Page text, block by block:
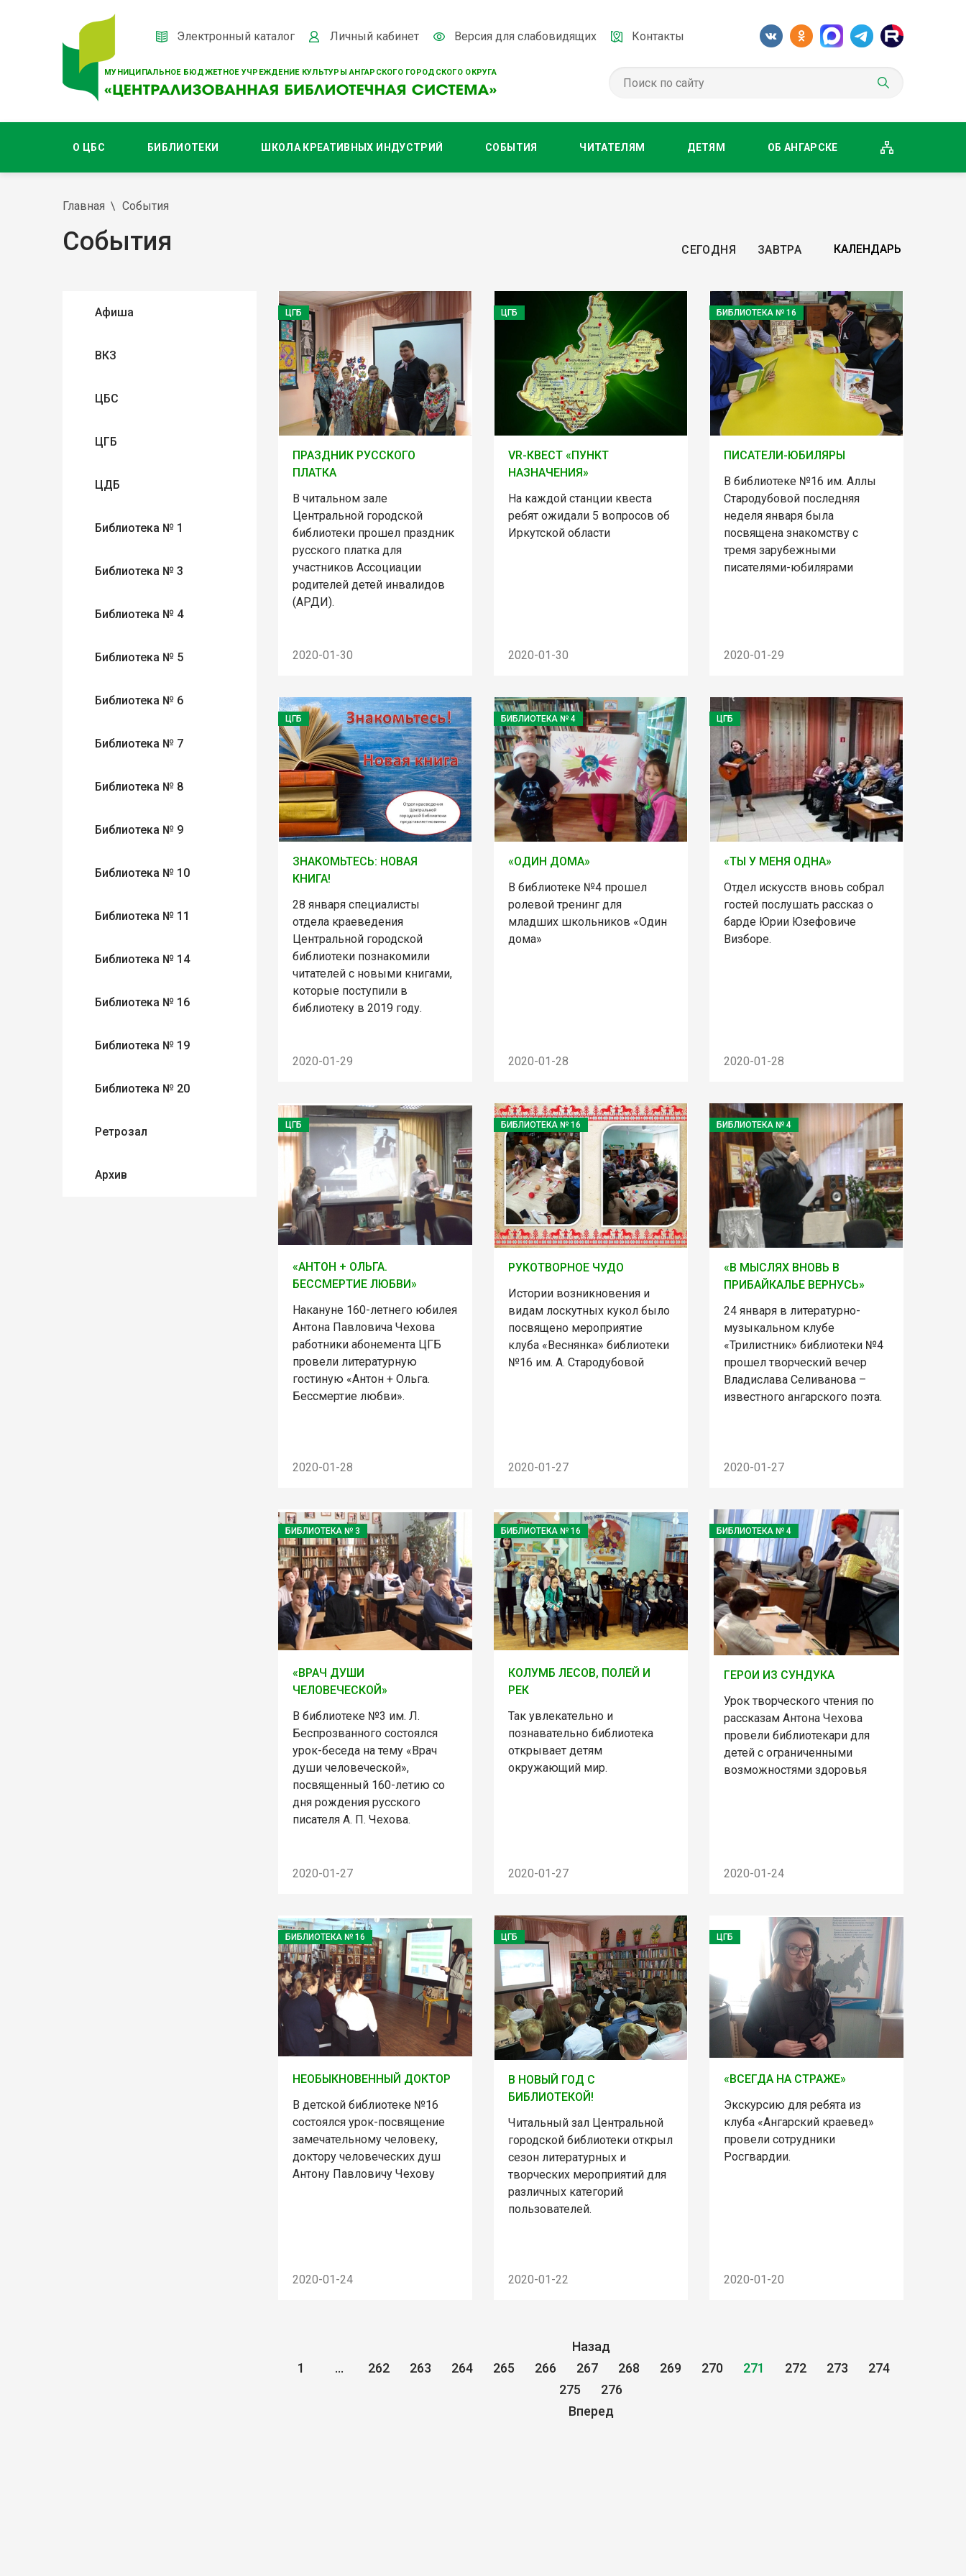
МУНИЦИПАЛЬНОЕ БЮДЖЕТНОЕ УЧРЕЖДЕНИЕ КУЛЬТУРЫ АНГАРСКОГО ГОРОДСКОГО ОКРУГА
Электронный каталог Личный кабинет Версия для слабовидящих Контакты
О ЦБС БИБЛИОТЕКИ ШКОЛА КРЕАТИВНЫХ ИНДУСТРИЙ СОБЫТИЯ ЧИТАТЕЛЯМ ДЕТЯМ ОБ АНГАРСКЕ
Главная События
События СЕГОДНЯ ЗАВТРА
Афиша
ВКЗ
ЦБС
ЦГБ
ЦДБ
Библиотека № 1
Библиотека № 3
Библиотека № 4
Библиотека № 5
Библиотека № 6
Библиотека № 7
Библиотека № 8
Библиотека № 9
Библиотека № 10
Библиотека № 11
Библиотека № 14
Библиотека № 16
Библиотека № 19
Библиотека № 20
Ретрозал
Архив
ЦГБ
ПРАЗДНИК РУССКОГО
ПЛАТКА
В читальном зале
Центральной городской
библиотеки прошел праздник
русского платка для
участников Ассоциации
родителей детей инвалидов
(АРДИ).
2020-01-30
ЦГБ
VR-КВЕСТ «ПУНКТ
НАЗНАЧЕНИЯ»
На каждой станции квеста
ребят ожидали 5 вопросов об
Иркутской области
2020-01-30
БИБЛИОТЕКА № 16
ПИСАТЕЛИ-ЮБИЛЯРЫ
В библиотеке №16 им. Аллы
Стародубовой последняя
неделя января была
посвящена знакомству с
тремя зарубежными
писателями-юбилярами
2020-01-29
ЦГБ
ЗНАКОМЬТЕСЬ: НОВАЯ
КНИГА!
28 января специалисты
отдела краеведения
Центральной городской
библиотеки познакомили
читателей с новыми книгами,
которые поступили в
библиотеку в 2019 году.
2020-01-29
БИБЛИОТЕКА № 4
«ОДИН ДОМА»
В библиотеке №4 прошел
ролевой тренинг для
младших школьников «Один
дома»
2020-01-28
ЦГБ
«ТЫ У МЕНЯ ОДНА»
Отдел искусств вновь собрал
гостей послушать рассказ о
барде Юрии Юзефовиче
Визборе.
2020-01-28
ЦГБ
«АНТОН + ОЛЬГА.
БЕССМЕРТИЕ ЛЮБВИ»
Накануне 160-летнего юбилея
Антона Павловича Чехова
работники абонемента ЦГБ
провели литературную
гостиную «Антон + Ольга.
Бессмертие любви».
2020-01-28
БИБЛИОТЕКА № 16
РУКОТВОРНОЕ ЧУДО
Истории возникновения и
видам лоскутных кукол было
посвящено мероприятие
клуба «Веснянка» библиотеки
№16 им. А. Стародубовой
2020-01-27
БИБЛИОТЕКА № 4
«В МЫСЛЯХ ВНОВЬ В
ПРИБАЙКАЛЬЕ ВЕРНУСЬ»
24 января в литературно-
музыкальном клубе
«Трилистник» библиотеки №4
прошел творческий вечер
Владислава Селиванова –
известного ангарского поэта.
2020-01-27
БИБЛИОТЕКА № 3
«ВРАЧ ДУШИ
ЧЕЛОВЕЧЕСКОЙ»
В библиотеке №3 им. Л.
Беспрозванного состоялся
урок-беседа на тему «Врач
души человеческой»,
посвященный 160-летию со
дня рождения русского
писателя А. П. Чехова.
2020-01-27
БИБЛИОТЕКА № 16
КОЛУМБ ЛЕСОВ, ПОЛЕЙ И
РЕК
Так увлекательно и
познавательно библиотека
открывает детям
окружающий мир.
2020-01-27
БИБЛИОТЕКА № 4
ГЕРОИ ИЗ СУНДУКА
Урок творческого чтения по
рассказам Антона Чехова
провели библиотекари для
детей с ограниченными
возможностями здоровья
2020-01-24
БИБЛИОТЕКА № 16
НЕОБЫКНОВЕННЫЙ ДОКТОР
В детской библиотеке №16
состоялся урок-посвящение
замечательному человеку,
доктору человеческих душ
Антону Павловичу Чехову
2020-01-24
ЦГБ
В НОВЫЙ ГОД С
БИБЛИОТЕКОЙ!
Читальный зал Центральной
городской библиотеки открыл
сезон литературных и
творческих мероприятий для
различных категорий
пользователей.
2020-01-22
ЦГБ
«ВСЕГДА НА СТРАЖЕ»
Экскурсию для ребята из
клуба «Ангарский краевед»
провели сотрудники
Росгвардии.
2020-01-20
Назад
1
... 262 263 264 265 266 267 268 269 270 271 272 273
274
275
276
Вперед